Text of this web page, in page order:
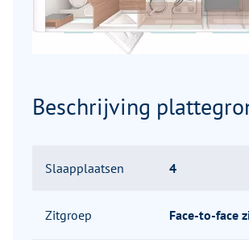
Beschrijving
Slaapplaatsen 4
Zitgroep Face-to-face